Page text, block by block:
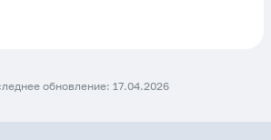
обновление: 17.04.2026